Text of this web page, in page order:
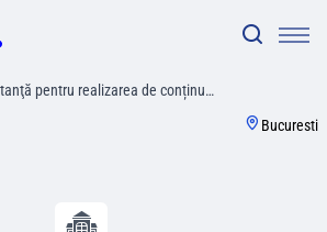
pentru realizarea de conținu…
Bucuresti